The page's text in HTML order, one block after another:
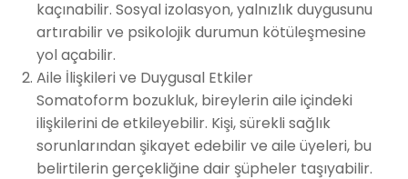
kaçınabilir. Sosyal izolasyon, yalnızlık duygusunu
artırabilir ve psikolojik durumun kötüleşmesine
yol açabilir.
Aile İlişkileri ve Duygusal Etkiler
Somatoform bozukluk, bireylerin aile içindeki
ilişkilerini de etkileyebilir. Kişi, sürekli sağlık
sorunlarından şikayet edebilir ve aile üyeleri, bu
belirtilerin gerçekliğine dair şüpheler taşıyabilir.